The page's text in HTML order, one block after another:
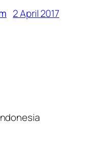
2 April 2017